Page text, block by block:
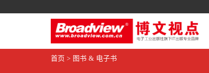
首页 > 图书 & 电子书